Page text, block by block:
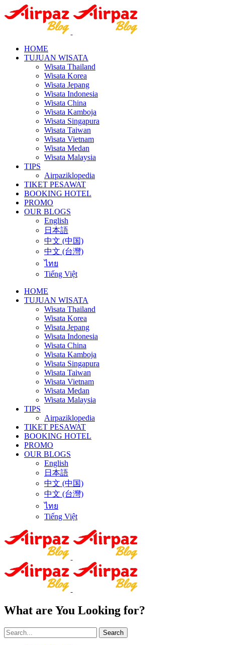
HOME
TUJUAN WISATA
Wisata Thailand
Wisata Korea
Wisata Jepang
Wisata Indonesia
Wisata China
Wisata Kamboja
Wisata Singapura
Wisata Taiwan
Wisata Vietnam
Wisata Medan
Wisata Malaysia
TIPS
Airpaziklopedia
TIKET PESAWAT
BOOKING HOTEL
PROMO
OUR BLOGS
English
日本語
中文 (中国)
中文 (台灣)
ไทย
Tiếng Việt
HOME
TUJUAN WISATA
Wisata Thailand
Wisata Korea
Wisata Jepang
Wisata Indonesia
Wisata China
Wisata Kamboja
Wisata Singapura
Wisata Taiwan
Wisata Vietnam
Wisata Medan
Wisata Malaysia
TIPS
Airpaziklopedia
TIKET PESAWAT
BOOKING HOTEL
PROMO
OUR BLOGS
English
日本語
中文 (中国)
中文 (台灣)
ไทย
Tiếng Việt
What are You Looking for?
Search